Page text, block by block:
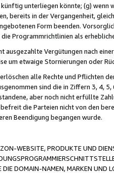
unterliegen könnte; (g) wenn
bereits in der Vergangenheit,
Form beenden.
Programmrichtlinien als
ausgezahlte Vergütungen nach
um etwaige Stornierungen oder
alle Rechte und Pflichten
sind die in Ziffern 3, 4,
aber noch nicht erfüllte
die Parteien nicht von den
Beendigung begangen wurde.
WEBSITE, PRODUKTE UND
DOMAIN-NAMEN, MARKEN UND